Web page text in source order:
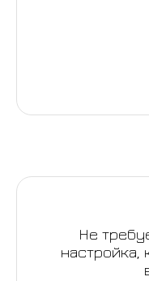
Не
настройка,